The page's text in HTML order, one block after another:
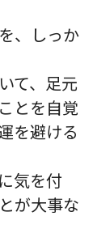
、しっか
て、足元
とを自覚
を避ける
気を付
が大事な